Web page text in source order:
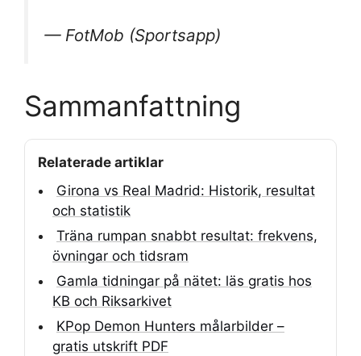
— FotMob (Sportsapp)
Sammanfattning
Relaterade artiklar
Girona vs Real Madrid: Historik, resultat
och statistik
Träna rumpan snabbt resultat: frekvens,
övningar och tidsram
Gamla tidningar på nätet: läs gratis hos
KB och Riksarkivet
KPop Demon Hunters målarbilder –
gratis utskrift PDF